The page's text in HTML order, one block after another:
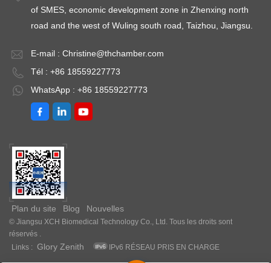
of SMES, economic development zone in Zhenxing north
road and the west of Wuling south road, Taizhou, Jiangsu.
E-mail : Christine@thchamber.com
Tél : +86 18559227773
WhatsApp : +86 18559227773
Plan du site Blog Nouvelles
© Jiangsu XCH Biomedical Technology Co., Ltd. Tous les droits sont
réservés .
Links :
Glory Zenith IPv6 RÉSEAU PRIS EN CHARGE